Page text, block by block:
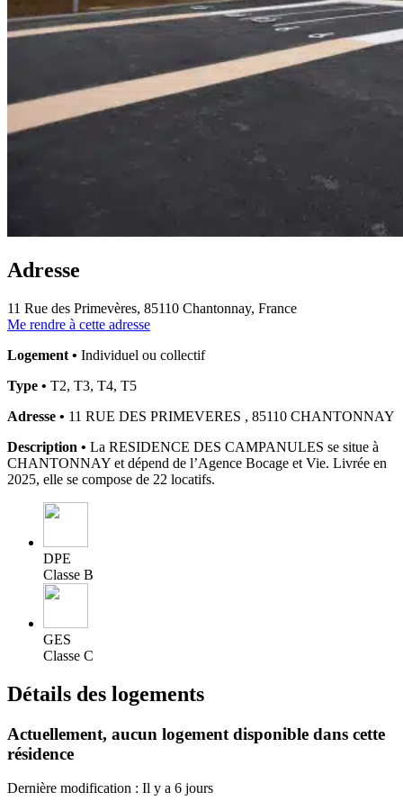
Adresse
11 Rue des Primevères, 85110 Chantonnay, France
Me rendre à cette adresse
Logement • Individuel ou collectif
Type • T2, T3, T4, T5
Adresse • 11 RUE DES PRIMEVERES , 85110 CHANTONNAY
Description • La RESIDENCE DES CAMPANULES se situe à
CHANTONNAY et dépend de l’Agence Bocage et Vie. Livrée en
2025, elle se compose de 22 locatifs.
DPE
Classe B
GES
Classe C
Détails des logements
Actuellement, aucun logement disponible dans cette
résidence
Dernière modification : Il y a 6 jours